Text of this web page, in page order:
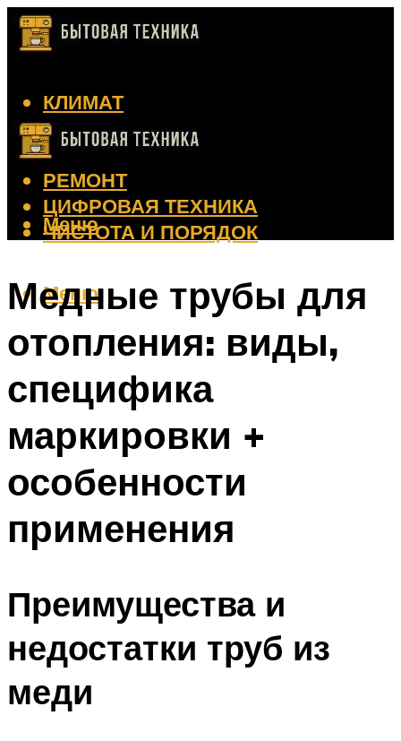
КЛИМАТ
КРАСОТА
КУХНЯ
РЕМОНТ
ЦИФРОВАЯ ТЕХНИКА
ЧИСТОТА И ПОРЯДОК
Меню
Меню
Медные трубы для
отопления: виды,
специфика
маркировки +
особенности
применения
Преимущества и
недостатки труб из
меди